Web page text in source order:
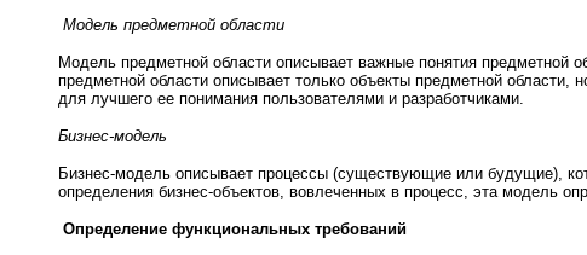
Модель предметной области
Модель предметной области описывает важные понятия предметной
предметной области описывает только объекты предметной области,
для лучшего ее понимания пользователями и разработчиками.
Бизнес-модель
Бизнес-модель описывает процессы (существующие или будущие),
определения бизнес-объектов, вовлеченных в процесс, эта модель
Определение функциональных требований